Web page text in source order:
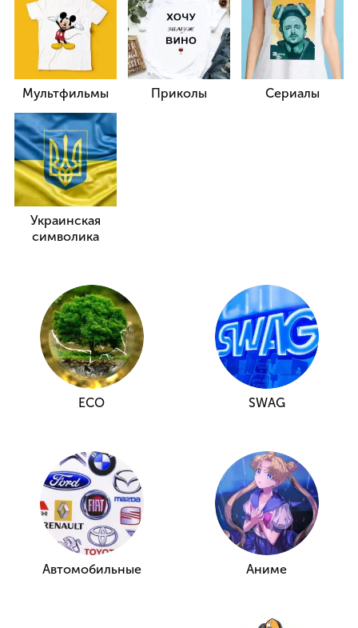
Мультфильмы Приколы Сериалы
Украинская
символика
ECO SWAG
Автомобильные Аниме